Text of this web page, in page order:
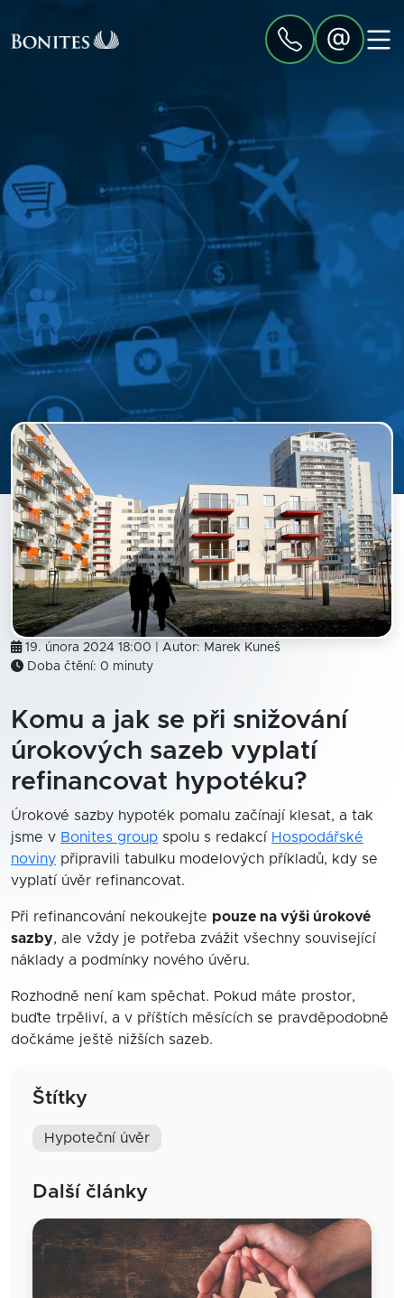
19. února 2024 18:00 | Autor: Marek Kuneš
Doba čtění: 0 minuty
Komu a jak se při snižování
úrokových sazeb vyplatí
refinancovat hypotéku?
Úrokové sazby hypoték pomalu začínají klesat, a tak
jsme v Bonites group spolu s redakcí Hospodářské
noviny připravili tabulku modelových příkladů, kdy se
vyplatí úvěr refinancovat.
Při refinancování nekoukejte pouze na výši úrokové
sazby, ale vždy je potřeba zvážit všechny související
náklady a podmínky nového úvěru.
Rozhodně není kam spěchat. Pokud máte prostor,
buďte trpěliví, a v příštích měsících se pravděpodobně
dočkáme ještě nižších sazeb.
Štítky
hypoteční úvěr
Další články